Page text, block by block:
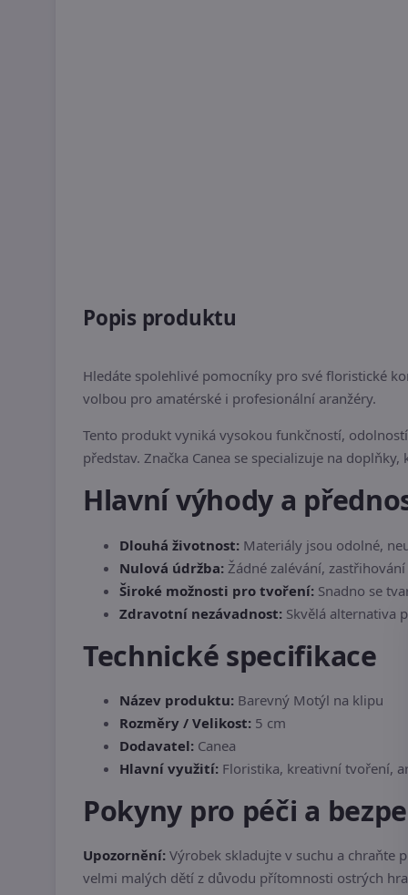
Popis produktu
Hledáte spolehlivé pomocníky pro své floristické
volbou pro amatérské i profesionální aranžéry.
Tento produkt vyniká vysokou funkčností,
představ. Značka Canea se specializuje na
Hlavní výhody a
Dlouhá životnost: Materiály jsou odolné,
Nulová údržba: Žádné zalévání,
Široké možnosti pro tvoření: Snadno se
Zdravotní nezávadnost: Skvělá alternativa
Technické specifikace
Název produktu: Barevný Motýl na klipu
Rozměry / Velikost: 5 cm
Dodavatel: Canea
Hlavní využití: Floristika, kreativní tvoření,
Pokyny pro péči a
Upozornění: Výrobek skladujte v suchu a chraňte
velmi malých dětí z důvodu přítomnosti ostrých